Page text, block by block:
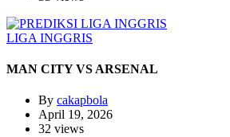
LIGA INGGRIS
MAN CITY VS ARSENAL
By cakapbola
April 19, 2026
32 views